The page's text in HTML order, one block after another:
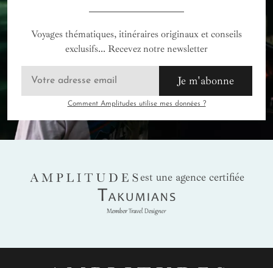
Voyages thématiques, itinéraires originaux et conseils
exclusifs... Recevez notre newsletter
Je m'abonne
Comment Amplitudes utilise mes données ?
AMPLITUDES
est une agence certifiée
Takumians